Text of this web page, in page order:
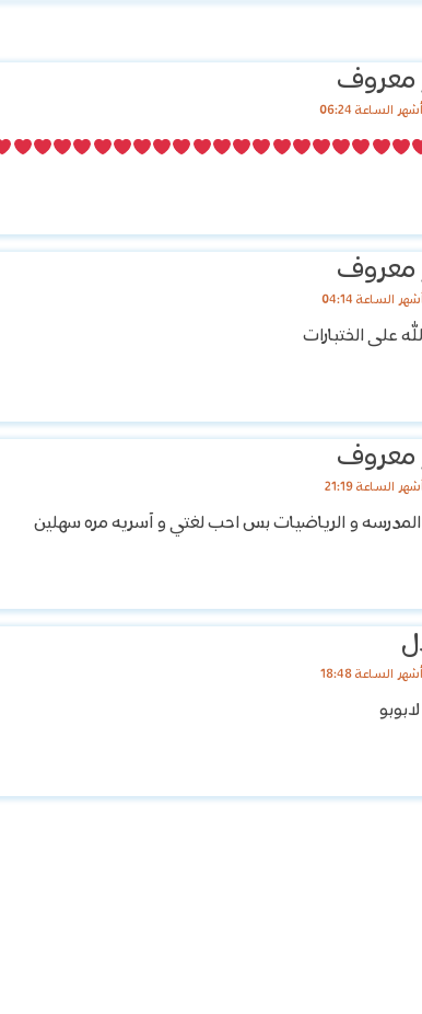
معروف
معروف
على الختبارات
معروف
المدرسه و الرياضيات بس احب لغتي و آسريه مره سهلين
لابوبو